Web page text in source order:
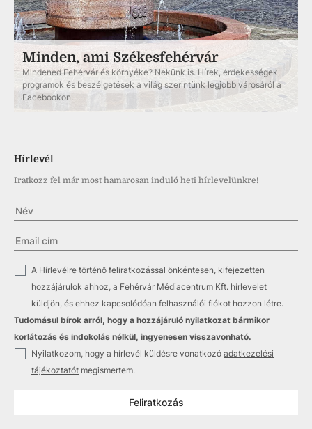
Minden, ami Székesfehérvár
Mindened Fehérvár és környéke? Nekünk is. Hírek, érdekességek,
programok és beszélgetések a világ szerintünk legjobb városáról a
Facebookon.
Hírlevél
Iratkozz fel már most hamarosan induló heti hírlevelünkre!
✓
A Hírlevélre történő feliratkozással önkéntesen, kifejezetten
hozzájárulok ahhoz, a Fehérvár Médiacentrum Kft. hírlevelet
küldjön, és ehhez kapcsolódóan felhasználói fiókot hozzon létre.
Tudomásul bírok arról, hogy a hozzájáruló nyilatkozat bármikor
korlátozás és indokolás nélkül, ingyenesen visszavonható.
✓ Nyilatkozom, hogy a hírlevél küldésre vonatkozó adatkezelési
tájékoztatót megismertem.
Feliratkozás